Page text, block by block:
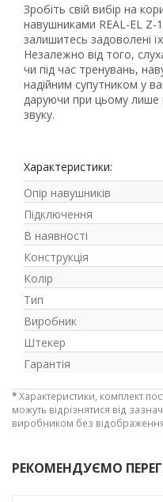
Зробіть свій вибір на
навушниками REAL-EL Z-
залишитесь задоволені
Незалежно від того,
чи під час тренувань,
надійним супутником у
даруючи при цьому лише
звуку.
Характеристики:
Опір навушників
Підключення
В наявності
Конструкція
Колір
Тип
Виробник
Штекер
Гарантія
*Характеристики, комплект
можуть відрізнятися від
виробником без відображення
РЕКОМЕНДУЄМО